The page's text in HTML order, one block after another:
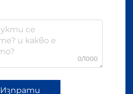
0/1000
Изпрати